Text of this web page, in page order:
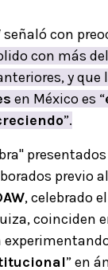
señaló con
con más
y que
en México es “
”.
previo
, celebrado el
coinciden
” en